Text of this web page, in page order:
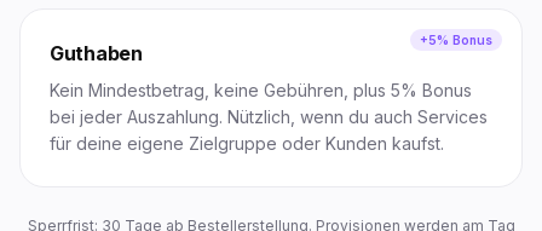
+5% Bonus
Guthaben
Kein Mindestbetrag, keine Gebühren, plus 5% Bonus
bei jeder Auszahlung. Nützlich, wenn du auch Services
für deine eigene Zielgruppe oder Kunden kaufst.
Sperrfrist: 30 Tage ab Bestellerstellung. Provisionen werden am Tag